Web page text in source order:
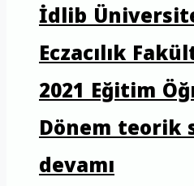
İdlib
Eczacılık
2021 Eğitim
Dönem teorik
devamı